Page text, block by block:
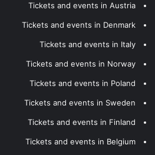
Tickets and events in Austria
Tickets and events in Denmark
Tickets and events in Italy
Tickets and events in Norway
Tickets and events in Poland
Tickets and events in Sweden
Tickets and events in Finland
Tickets and events in Belgium